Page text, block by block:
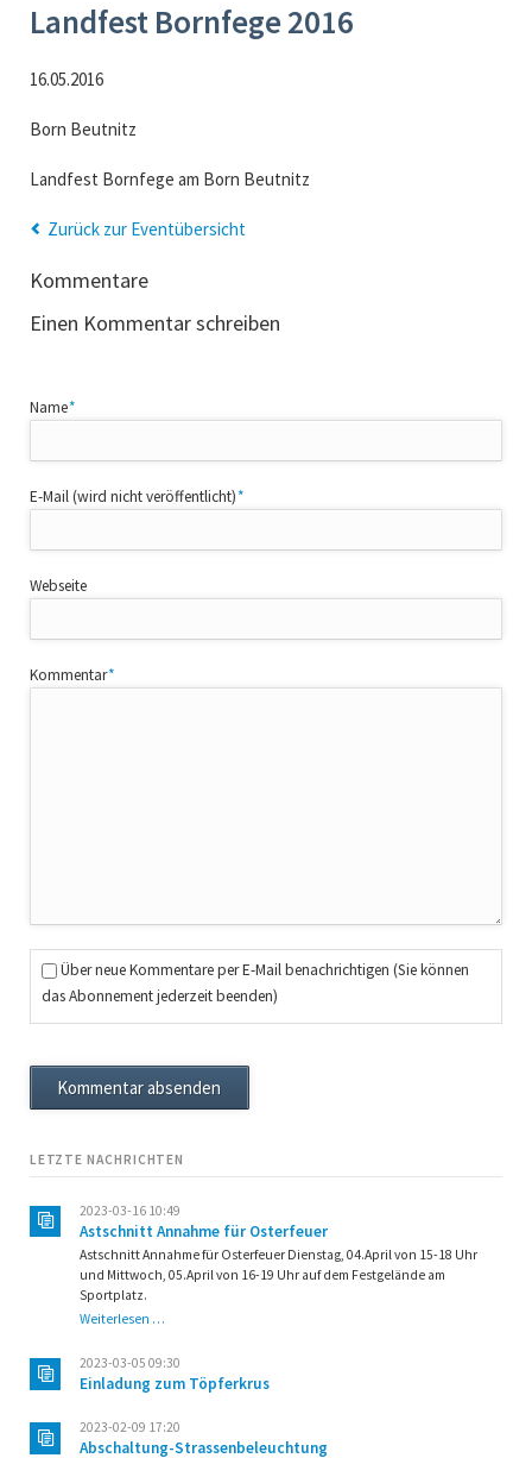
Landfest Bornfege 2016
16.05.2016
Born Beutnitz
Landfest Bornfege am Born Beutnitz
Zurück zur Eventübersicht
Kommentare
Einen Kommentar schreiben
Pflichtfeld
Name*
Pflichtfeld
E-Mail (wird nicht veröffentlicht)*
Webseite
Pflichtfeld
Kommentar*
Über neue Kommentare per E-Mail benachrichtigen (Sie können
das Abonnement jederzeit beenden)
Kommentar absenden
LETZTE NACHRICHTEN
2023-03-16 10:49
Astschnitt Annahme für Osterfeuer
Astschnitt Annahme für Osterfeuer Dienstag, 04.April von 15-18 Uhr
und Mittwoch, 05.April von 16-19 Uhr auf dem Festgelände am
Sportplatz.
Weiterlesen …Astschnitt
für
Osterfeuer
2023-03-05 09:30
Einladung zum Töpferkrus
2023-02-09 17:20
Abschaltung-Strassenbeleuchtung